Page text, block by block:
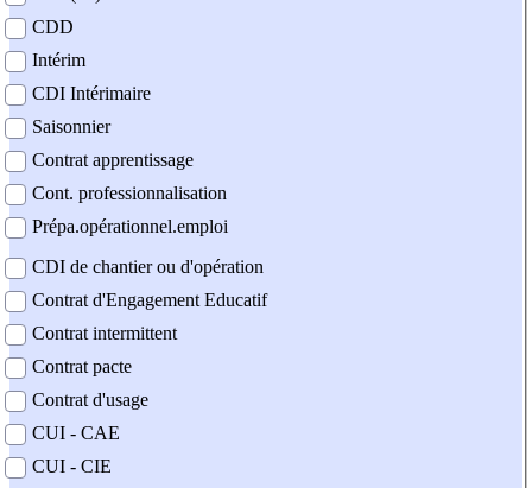
CDD
Intérim
CDI Intérimaire
Saisonnier
Contrat apprentissage
Cont. professionnalisation
Prépa.opérationnel.emploi
CDI de chantier ou d'opération
Contrat d'Engagement Educatif
Contrat intermittent
Contrat pacte
Contrat d'usage
CUI - CAE
CUI - CIE